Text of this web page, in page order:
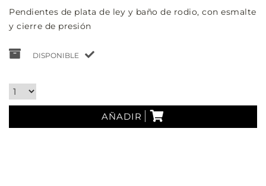
Pendientes de plata de ley y baño de rodio, con esmalte
y cierre de presión
DISPONIBLE
AÑADIR